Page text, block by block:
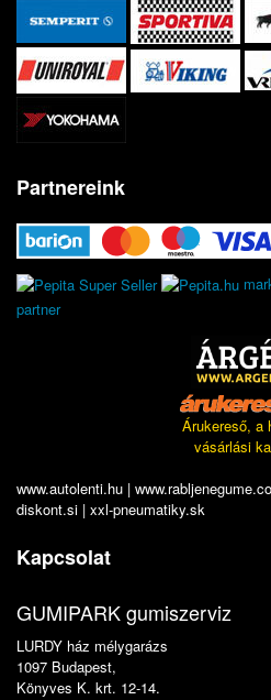
Partnereink
partner
Árukereső, a
vásárlási
www.autolenti.hu |
diskont.si | xxl-pneumatiky.sk
Kapcsolat
GUMIPARK gumiszerviz
LURDY ház mélygarázs
1097 Budapest,
Könyves K. krt. 12-14.